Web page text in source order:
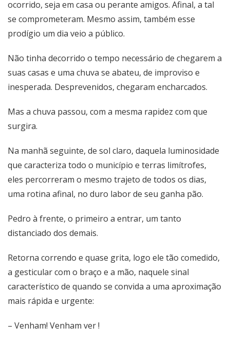
ocorrido, seja em casa ou perante amigos. Afinal, a tal
se comprometeram. Mesmo assim, também esse
prodígio um dia veio a público.
Não tinha decorrido o tempo necessário de chegarem a
suas casas e uma chuva se abateu, de improviso e
inesperada. Desprevenidos, chegaram encharcados.
Mas a chuva passou, com a mesma rapidez com que
surgira.
Na manhã seguinte, de sol claro, daquela luminosidade
que caracteriza todo o município e terras limítrofes,
eles percorreram o mesmo trajeto de todos os dias,
uma rotina afinal, no duro labor de seu ganha pão.
Pedro à frente, o primeiro a entrar, um tanto
distanciado dos demais.
Retorna correndo e quase grita, logo ele tão comedido,
a gesticular com o braço e a mão, naquele sinal
característico de quando se convida a uma aproximação
mais rápida e urgente:
– Venham! Venham ver !